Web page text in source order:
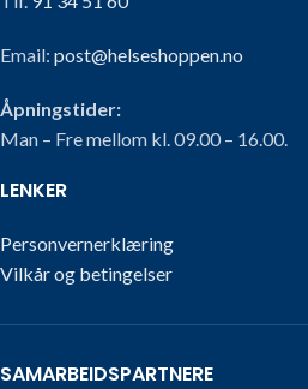
Email: post@helseshoppen.no
Åpningstider:
Man – Fre mellom kl. 09.00 – 16.00.
LENKER
Personvernerklæring
Vilkår og betingelser
SAMARBEIDSPARTNERE